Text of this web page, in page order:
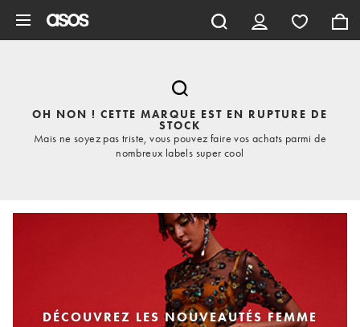
OH NON ! CETTE MARQUE EST EN RUPTURE DE
STOCK
Mais ne soyez pas triste, vous pouvez faire vos achats parmi de
nombreux labels super cool
DÉCOUVREZ LES NOUVEAUTÉS FEMME